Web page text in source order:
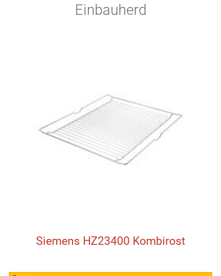
Einbauherd
Siemens HZ23400 Kombirost